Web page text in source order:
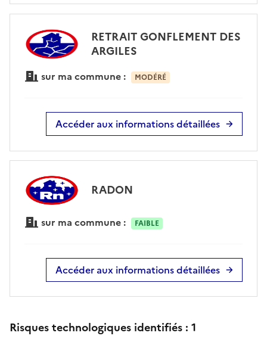
RETRAIT GONFLEMENT DES
ARGILES
sur ma commune : MODÉRÉ
Accéder aux informations détaillées
RADON
sur ma commune : FAIBLE
Accéder aux informations détaillées
Risques technologiques identifiés : 1